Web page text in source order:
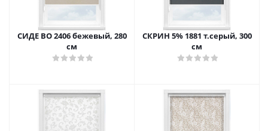
СИДЕ ВО 2406 бежевый, 280
см
СКРИН 5% 1881 т.серый, 300
см